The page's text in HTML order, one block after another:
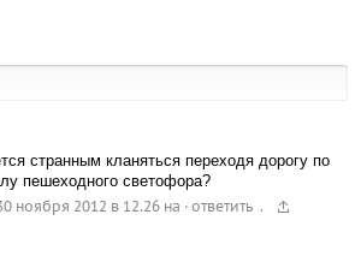
странным кланяться переходя дорогу по
пешеходного светофора?
ноября 2012 в 12.26на · ответить .